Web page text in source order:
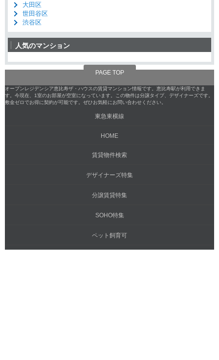
大田区
世田谷区
渋谷区
人気のマンション
PAGE TOP
オープンレジデンシア恵比寿ザ・ハウスの賃貸マンション情報です。恵比寿駅が利用できま
す。今現在、1室のお部屋が空室になっています。この物件は分譲タイプ、デザイナーズです。
敷金ゼロでお得に契約が可能です。ぜひお気軽にお問い合わせください。
東急東横線
HOME
賃貸物件検索
デザイナーズ特集
分譲賃貸特集
SOHO特集
ペット飼育可